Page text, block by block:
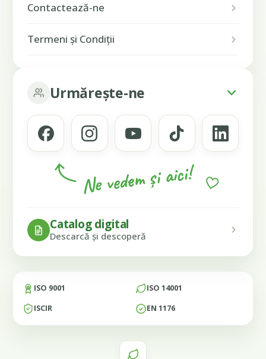
Contactează-ne
Termeni și Condiții
Urmărește-ne
Ne vedem și aici!
Catalog digital
Descarcă și descoperă
ISO 9001
ISO 14001
ISCIR
EN 1176